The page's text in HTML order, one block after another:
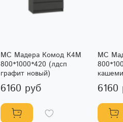
МС Мадера Комод К4М
800*1000*420 (лдсп
графит новый)
6160 руб
МС
6160